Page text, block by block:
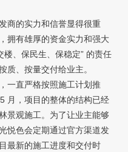
的实力和信誉显得很重
拥有雄厚的资金实力和强大
楼、保民生、保稳定” 的责任
质、按量交付给业主。
直严格按照施工计划推
月，项目的整体的结构已经
景观施工。为了让业主能够
悦色会定期通过官方渠道发
最新的施工进度和交付时